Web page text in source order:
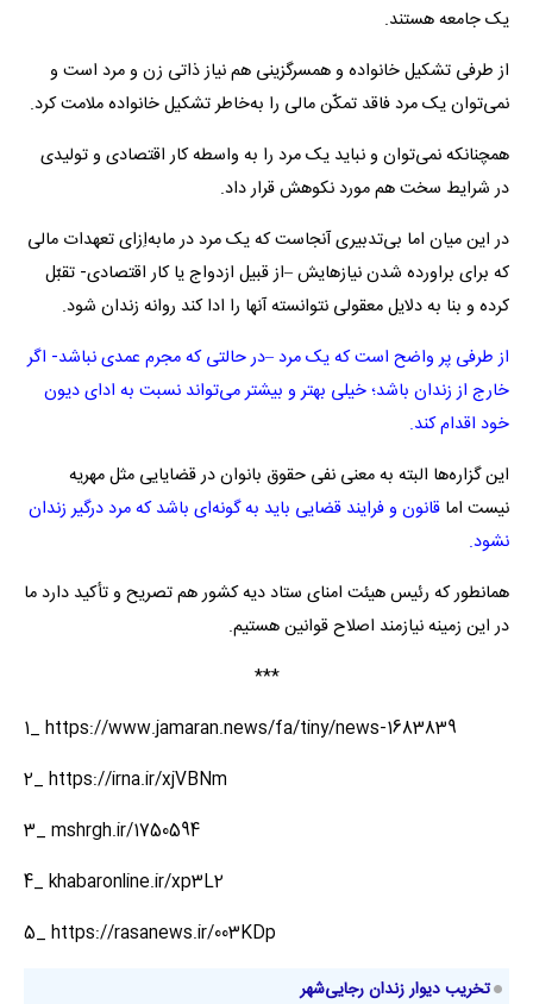
یک جامعه هستند.
از طرفی تشکیل خانواده و همسرگزینی هم نیاز ذاتی زن و مرد است و
نمی‌توان یک مرد فاقد تمکّن مالی را به‌خاطر تشکیل خانواده ملامت کرد.
همچنانکه نمی‌توان و نباید یک مرد را به واسطه کار اقتصادی و تولیدی
در شرایط سخت هم مورد نکوهش قرار داد.
در این میان اما بی‌تدبیری آنجاست که یک مرد در مابه‌اِزای تعهدات مالی
که برای براورده شدن نیازهایش –از قبیل ازدواج یا کار اقتصادی- تقبّل
کرده و بنا به دلایل معقولی نتوانسته آنها را ادا کند روانه زندان شود.
از طرفی پر واضح است که یک مرد –در حالتی که مجرم عمدی نباشد- اگر
خارج از زندان باشد؛ خیلی بهتر و بیشتر می‌تواند نسبت به ادای دیون
خود اقدام کند.
این گزاره‌ها البته به معنی نفی حقوق بانوان در قضایایی مثل مهریه
نیست اما قانون و فرایند قضایی باید به گونه‌ای باشد که مرد درگیر زندان
نشود.
همانطور که رئیس هیئت امنای ستاد دیه کشور هم تصریح و تأکید دارد ما
در این زمینه نیازمند اصلاح قوانین هستیم.
***
1_ https://www.jamaran.news/fa/tiny/news-1683839
2_ https://irna.ir/xjVBNm
3_ mshrgh.ir/1750594
4_ khabaronline.ir/xp3L2
5_ https://rasanews.ir/003KDp
تخریب دیوار زندان رجایی‌شهر